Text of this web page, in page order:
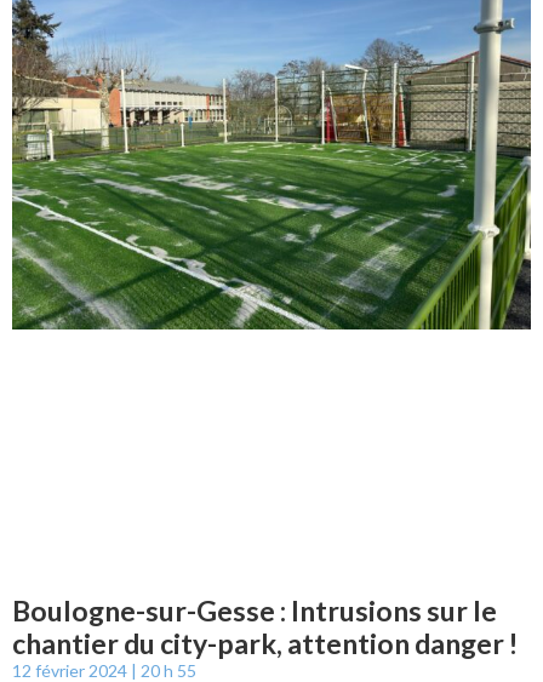
Boulogne-sur-Gesse : Intrusions sur le
chantier du city-park, attention danger !
12 février 2024 20 h 55